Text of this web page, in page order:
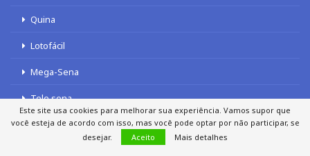
Quina
Lotofácil
Mega-Sena
Tele sena
Este site usa cookies para melhorar sua experiência. Vamos supor que
você esteja de acordo com isso, mas você pode optar por não participar, se
desejar.
Aceito Mais detalhes